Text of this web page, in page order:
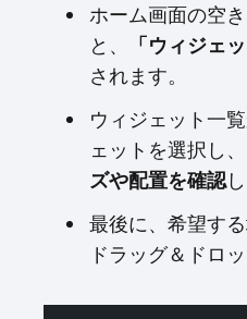
ホーム画面の空
と、
「ウィジェ
されます。
ウィジェット一
ェットを選択し、
ズや配置を確認
最後に、希望す
ドラッグ＆ドロ